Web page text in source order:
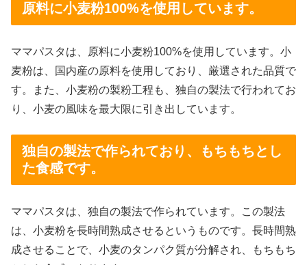
原料に小麦粉100%を使用しています。
ママパスタは、原料に小麦粉100%を使用しています。小
麦粉は、国内産の原料を使用しており、厳選された品質で
す。また、小麦粉の製粉工程も、独自の製法で行われてお
り、小麦の風味を最大限に引き出しています。
独自の製法で作られており、もちもちとし
た食感です。
ママパスタは、独自の製法で作られています。この製法
は、小麦粉を長時間熟成させるというものです。長時間熟
成させることで、小麦のタンパク質が分解され、もちもち